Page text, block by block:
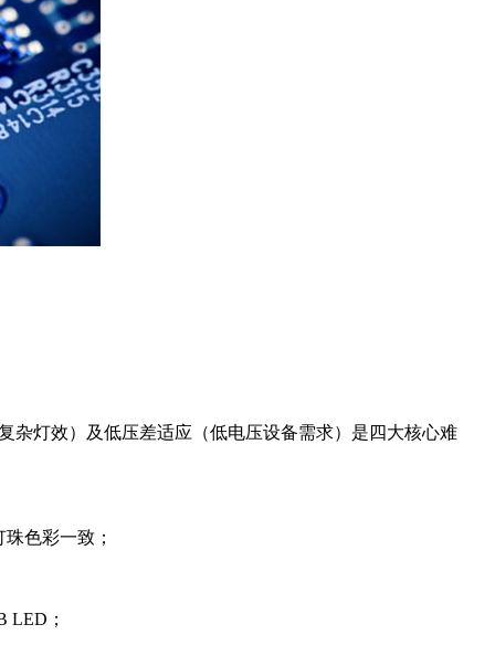
杂灯效）及低压差适应（低电压设备需求）是四大核心难
色彩一致；
LED；